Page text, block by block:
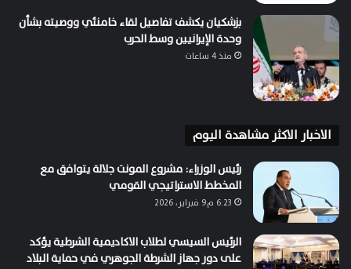
بزشكيان يكشف تفاصيل لقاء خامنئي ووصيته بشأن
وحدة الإيرانيين وسط الحرب
منذ 4 ساعات
الاخبار الاكثر مشاهدة اليوم
رئيس الوزراء: مشروع المونت جلالة يتوافق مع
المخطط الاستراتيجي القومي
6:23 م9 فبراير، 2026
الرئيس السيسي لطلاب الاكاديمية الشرطية يؤكد
على دور جهاز الشرطة الجوهري في حماية البلاد